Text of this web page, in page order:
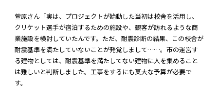
萱原さん「実は、プロジェクトが始動した当初は校舎を活用し、
クリケット選手が宿泊するための施設や、観客が訪れるような商
業施設を検討していたんです。ただ、耐震診断の結果、この校舎が
耐震基準を満たしていないことが発覚しまして……。市の運営す
る建物としては、耐震基準を満たしてない建物に人を集めること
は難しいと判断しました。工事をするにも莫大な予算が必要で
す。